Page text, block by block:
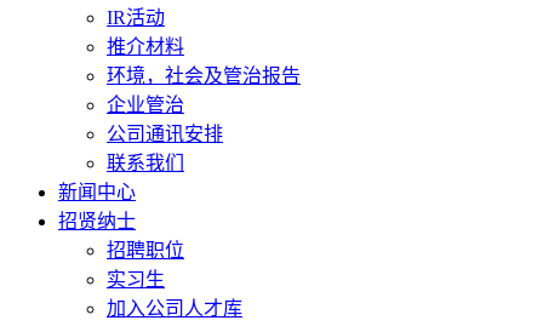
IR活动
推介材料
环境，社会及管治报告
企业管治
公司通讯安排
联系我们
新闻中心
招贤纳士
招聘职位
实习生
加入公司人才库